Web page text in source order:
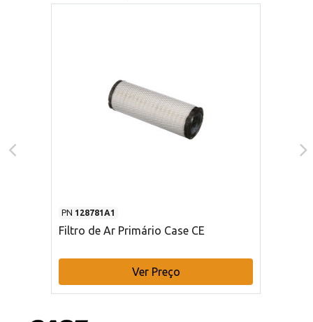
PN 128781A1
Filtro de Ar Primário Case CE
Ver Preço